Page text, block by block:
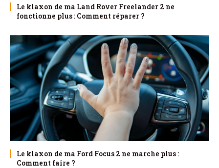
Le klaxon de ma Land Rover Freelander 2 ne
fonctionne plus : Comment réparer ?
Le klaxon de ma Ford Focus 2 ne marche plus :
Comment faire ?